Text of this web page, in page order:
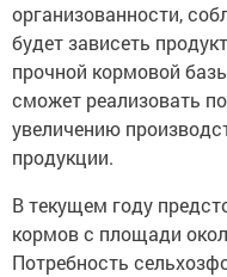
организованности,
будет зависеть
прочной кормовой
сможет реализовать
увеличению
продукции.
В текущем году
кормов с площади
Потребность